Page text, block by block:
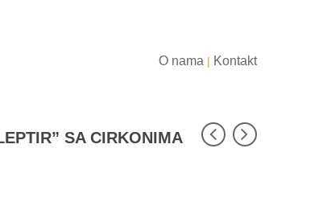
O nama | Kontakt
SA CIRKONIMA